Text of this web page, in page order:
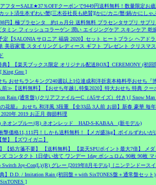
フターSALE★37％OFFクーポンで9449円送料無料！数量限定お
ット済生本ずわい蟹[三木谷社長も絶賛][かに/カニ/蟹/鍋/かにし
円】極プラセンタ 約1ヵ月分 送料無料 プラセンタサプリ サプ
ミン フィッシュコラーゲン 潤い エイジングケア スキンケア 乾
定【SALONIA サロニア 福袋 2020】セット ヒートブラシ ヘアド
美容家電 スタイリング レディース ギフト プレゼント クリスマス
典】【楽天ブックス限定 オリジナル配送BOX】CEREMONY (初
King Gnu ]
ち おせちランキング240週以上1位達成和洋折衷本格料亭おせち
前≫【送料無料】【おせち年越し特集2020】特大おせち 特典 ク
Rain (通常盤) (クリアファイルーC（A5サイズ）付き) [ Snow
花籠』 おせち 和洋風 3段重 【全33品 3人前 お節】新春 豪華 毎
年 2019 お正月 御節料理
ネオンブルー/(R) ネオンレッド HAD-S-KABAA (新モデル)
撃価格11,111円！しかも送料無料！【メガ盛3kg】ボイルずわいが
】【ズワイガニ】
【処方箋不要】 【送料無料】 【楽天SPUポイント最大7倍】 メ
コンタクト 1日使い捨て ワンデー 1day ボシュロム 90枚 90枚
Joy-Con(L)/(R) グレー [2019年8月モデル]［ニンテンドース
】D.D. / Imitation Rain (初回盤＋with SixTONES盤＋通常盤セッ
]